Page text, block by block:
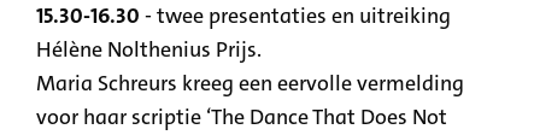
15.30-16.30 - twee presentaties en uitreiking
Hélène Nolthenius Prijs.
Maria Schreurs kreeg een eervolle vermelding
voor haar scriptie ‘The Dance That Does Not